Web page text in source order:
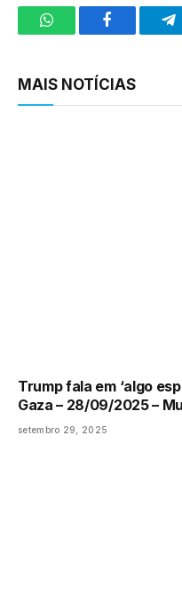
WhatsAppFacebook
MAIS NOTÍCIAS
Trump fala em ‘algo
Gaza – 28/09/2025 –
setembro 29, 2025